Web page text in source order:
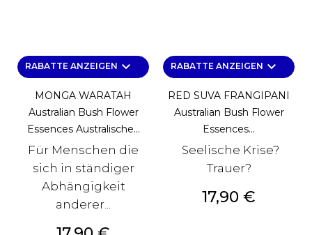
RABATTE ANZEIGEN keyboard_arrow_down
MONGA WARATAH
Australian Bush Flower
Essences Australische...
Für Menschen die
sich in ständiger
Abhängigkeit
anderer...
RABATTE ANZEIGEN keyboard_arrow_down
RED SUVA FRANGIPANI
Australian Bush Flower
Essences...
Seelische Krise?
Trauer?
Preis
17,90 €